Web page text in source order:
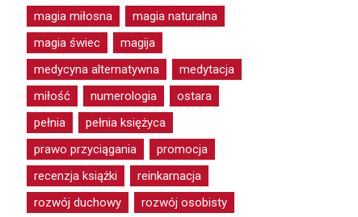
magia miłosna
magia naturalna
magia świec
magija
medycyna alternatywna
medytacja
miłość
numerologia
ostara
pełnia
pełnia księżyca
prawo przyciągania
promocja
recenzja książki
reinkarnacja
rozwój duchowy
rozwój osobisty